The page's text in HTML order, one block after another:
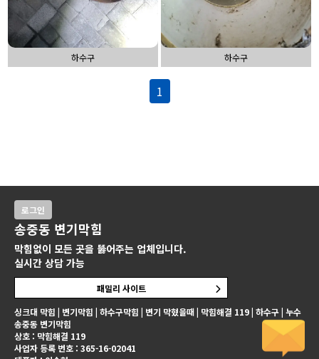
하수구 하수구
1
싱크대 막힘 | 변기막힘 | 하수구막힘 | 변기 막혔을때 | 막힘해결 119 | 하수구 | 누수
송중동 변기막힘
상호 : 막힘해결 119
사업자 등록 번호 : 365-16-02041
로그인
송중동 변기막힘
막힘없이 모든 곳을 뚫어주는 업체입니다.
실시간 상담 가능
패밀리 사이트